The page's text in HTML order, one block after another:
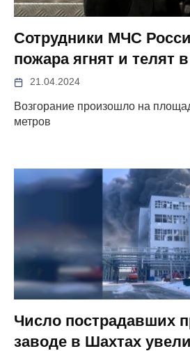
Сотрудники МЧС
пожара ягнят и телят
21.04.2024
Возгорание произошло на
метров
Число пострадавших
заводе в Шахтах